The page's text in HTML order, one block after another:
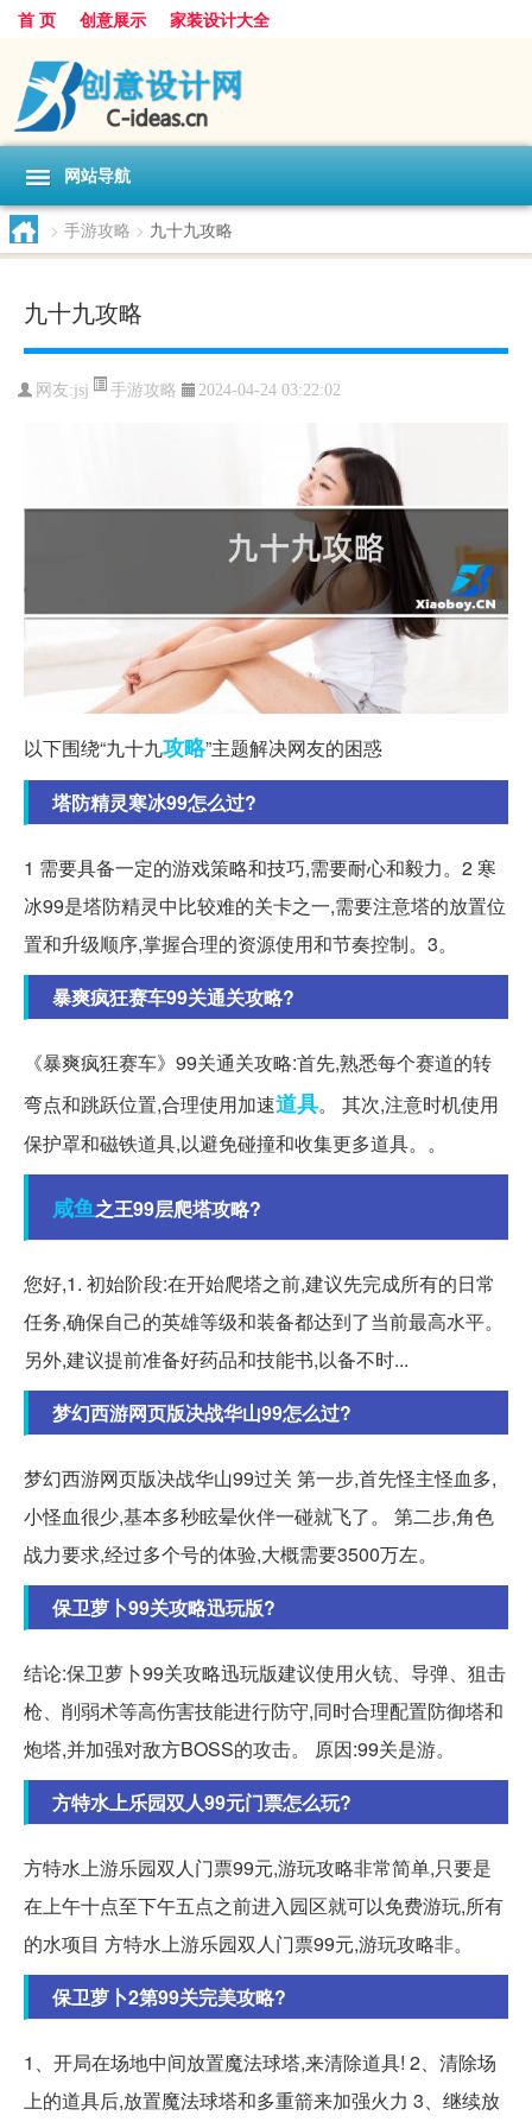
首 页 创意展示 家装设计大全
网站导航
> 手游攻略 > 九十九攻略
九十九攻略
网友:jsj 手游攻略 2024-04-24 03:22:02
以下围绕“九十九攻略”主题解决网友的困惑
塔防精灵寒冰99怎么过?
1 需要具备一定的游戏策略和技巧,需要耐心和毅力。2 寒
冰99是塔防精灵中比较难的关卡之一,需要注意塔的放置位
置和升级顺序,掌握合理的资源使用和节奏控制。3。
暴爽疯狂赛车99关通关攻略?
《暴爽疯狂赛车》99关通关攻略:首先,熟悉每个赛道的转
弯点和跳跃位置,合理使用加速道具。 其次,注意时机使用
保护罩和磁铁道具,以避免碰撞和收集更多道具。。
咸鱼之王99层爬塔攻略?
您好,1. 初始阶段:在开始爬塔之前,建议先完成所有的日常
任务,确保自己的英雄等级和装备都达到了当前最高水平。
另外,建议提前准备好药品和技能书,以备不时...
梦幻西游网页版决战华山99怎么过?
梦幻西游网页版决战华山99过关 第一步,首先怪主怪血多,
小怪血很少,基本多秒眩晕伙伴一碰就飞了。 第二步,角色
战力要求,经过多个号的体验,大概需要3500万左。
保卫萝卜99关攻略迅玩版?
结论:保卫萝卜99关攻略迅玩版建议使用火铳、导弹、狙击
枪、削弱术等高伤害技能进行防守,同时合理配置防御塔和
炮塔,并加强对敌方BOSS的攻击。 原因:99关是游。
方特水上乐园双人99元门票怎么玩?
方特水上游乐园双人门票99元,游玩攻略非常简单,只要是
在上午十点至下午五点之前进入园区就可以免费游玩,所有
的水项目 方特水上游乐园双人门票99元,游玩攻略非。
保卫萝卜2第99关完美攻略?
1、开局在场地中间放置魔法球塔,来清除道具! 2、清除场
上的道具后,放置魔法球塔和多重箭来加强火力 3、继续放